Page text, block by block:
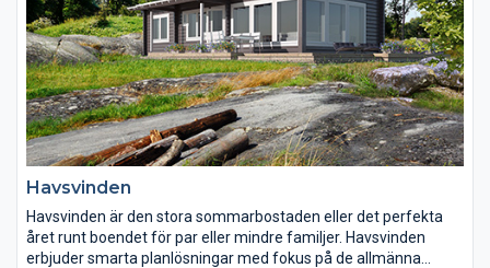
Havsvinden
Havsvinden är den stora sommarbostaden eller det perfekta
året runt boendet för par eller mindre familjer. Havsvinden
erbjuder smarta planlösningar med fokus på de allmänna